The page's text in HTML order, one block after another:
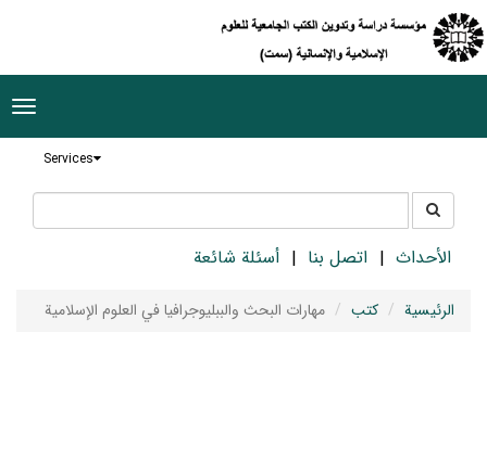
Services
جستجو
در
سایتالأحداث اتصل بنا أسئلة شائعة
الرئيسية كتب مهارات البحث والببليوجرافيا في العلوم الإسلامية